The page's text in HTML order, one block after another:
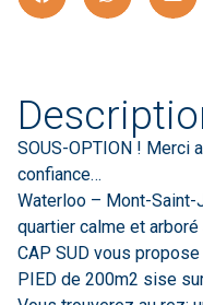
SOUS-OPTION ! Merci
confiance…
Waterloo – Mont-Saint-
quartier calme et
CAP SUD vous
PIED de 200m2 sise